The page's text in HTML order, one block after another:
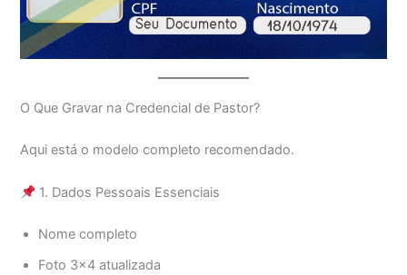
O Que Gravar na Credencial de Pastor?
Aqui está o modelo completo recomendado.
1. Dados Pessoais Essenciais
Nome completo
Foto 3×4 atualizada